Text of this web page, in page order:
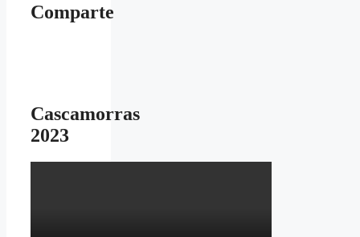
Comparte
Cascamorras
2023